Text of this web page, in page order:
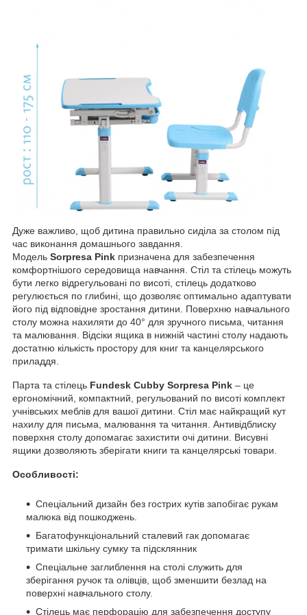
Дуже важливо, щоб дитина правильно сиділа за столом під
час виконання домашнього завдання.
Модель Sorpresa Pink призначена для забезпечення
комфортнішого середовища навчання. Стіл та стілець можуть
бути легко відрегульовані по висоті, стілець додатково
регулюється по глибині, що дозволяє оптимально адаптувати
його під відповідне зростання дитини. Поверхню навчального
столу можна нахиляти до 40° для зручного письма, читання
та малювання. Відсіки ящика в нижній частині столу надають
достатню кількість простору для книг та канцелярського
приладдя.
Парта та стілець Fundesk Cubby Sorpresa Pink – це
ергономічний, компактний, регульований по висоті комплект
учнівських меблів для вашої дитини. Стіл має найкращий кут
нахилу для письма, малювання та читання. Антивідблиску
поверхня столу допомагає захистити очі дитини. Висувні
ящики дозволяють зберігати книги та канцелярські товари.
Особливості:
Спеціальний дизайн без гострих кутів запобігає рукам
малюка від пошкоджень.
Багатофункціональний сталевий гак допомагає
тримати шкільну сумку та підсклянник
Спеціальне заглиблення на столі служить для
зберігання ручок та олівців, щоб зменшити безлад на
поверхні навчального столу.
Стілець має перфорацію для забезпечення доступу